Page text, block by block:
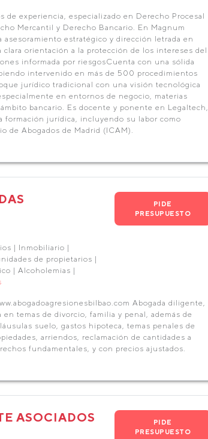
de experiencia, especializado en Derecho Procesal
Mercantil y Derecho Bancario. En Magnum
asesoramiento estratégico y dirección letrada en
orientación a la protección de los intereses del
informada por riesgosCuenta con una sólida
intervenido en más de 500 procedimientos
jurídico tradicional con una visión tecnológica
en entornos de negocio, materias
bancario. Es docente y ponente en Legaltech,
formación jurídica, incluyendo su labor como
de Abogados de Madrid (ICAM).
| Inmobiliario |
de propietarios |
| Alcoholemias |
PIDE
PRESUPUESTO
Abogada diligente,
en temas de divorcio, familia y penal, además de
suelo, gastos hipoteca, temas penales de
arriendos, reclamación de cantidades a
fundamentales, y con precios ajustados.
ASOCIADOS
PIDE
PRESUPUESTO